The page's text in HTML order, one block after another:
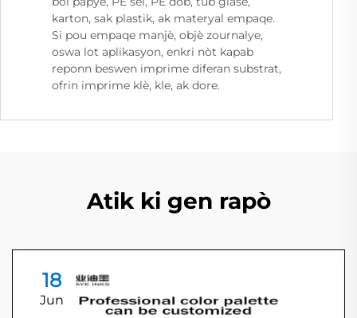
karton, sak plastik, ak materyal empaqe.
Si pou empaqe manjè, objè zournalye,
oswa lot aplikasyon, enkri nòt kapab
reponn beswen imprime diferan substrat,
ofrin imprime klè, kle, ak dore.
Atik ki gen rapò
18
Jun